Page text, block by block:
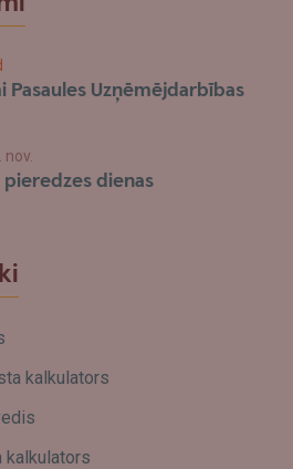
Pasaules Uzņēmējdarbības
nov.
pieredzes dienas
kalkulators
kalkulators